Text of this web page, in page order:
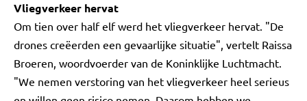
Vliegverkeer hervat
Om tien over half elf werd het vliegverkeer hervat. "De
drones creëerden een gevaarlijke situatie", vertelt Raissa
Broeren, woordvoerder van de Koninklijke Luchtmacht.
"We nemen verstoring van het vliegverkeer heel serieus